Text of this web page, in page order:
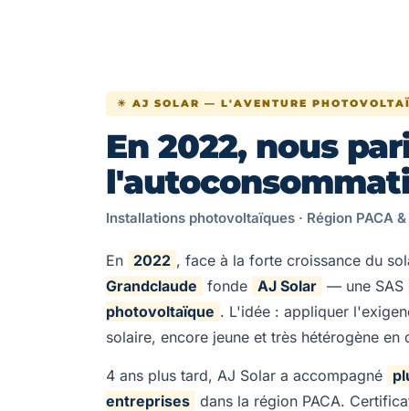
☀ AJ SOLAR — L'AVENTURE
En 2022, nous
Installations photovoltaïques · Région PACA
En 2022 , face à la forte croissance du
Grandclaude fonde AJ Solar — une SAS
photovoltaïque . L'idée : appliquer
solaire, encore jeune et très hétérogène en
4 ans plus tard, AJ Solar a accompagné
entreprises dans la région PACA.